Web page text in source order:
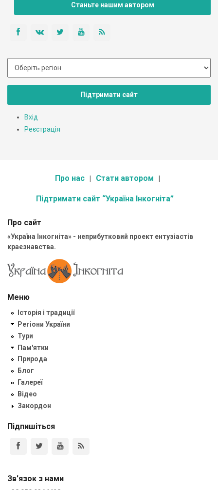
Станьте нашим автором
Підтримати сайт
Вхід
Реєстрація
Про нас Стати автором
Підтримати сайт “Україна Інкогніта”
Про сайт
«Україна Інкогніта» - неприбутковий проект ентузіастів
краєзнавства.
Меню
Історія і традиції
Регіони України
Тури
Пам'ятки
Природа
Блог
Галереї
Відео
Закордон
Підпишіться
Зв'язок з нами